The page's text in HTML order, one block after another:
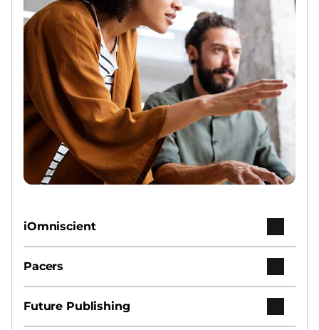
iOmniscient
Pacers
Future Publishing